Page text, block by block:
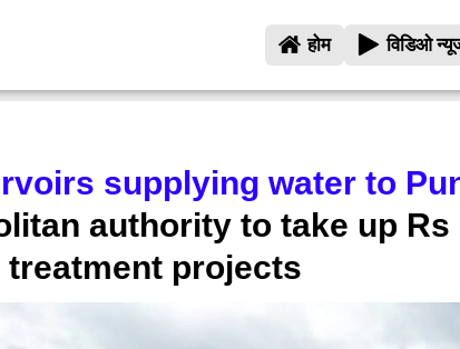
होम विडिओ
supplying water to
authority to take up Rs
treatment projects